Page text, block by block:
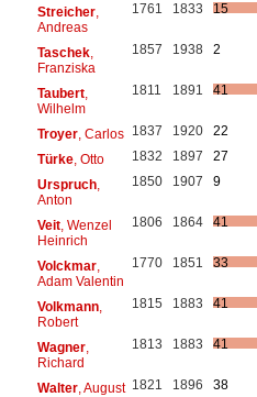
Streicher,
Andreas
1761 1833 15
Taschek,
Franziska
1857 1938 2
Taubert,
Wilhelm
1811 1891 41
Troyer, Carlos 1837 1920
22
Türke, Otto 1832 1897
27
Urspruch,
Anton
1850 1907 9
Veit, Wenzel
Heinrich
1806 1864 41
Volckmar,
Adam Valentin
1770 1851 33
Volkmann,
Robert
1815 1883 41
Wagner,
Richard
1813 1883 41
Walter, August 1821 1896
38